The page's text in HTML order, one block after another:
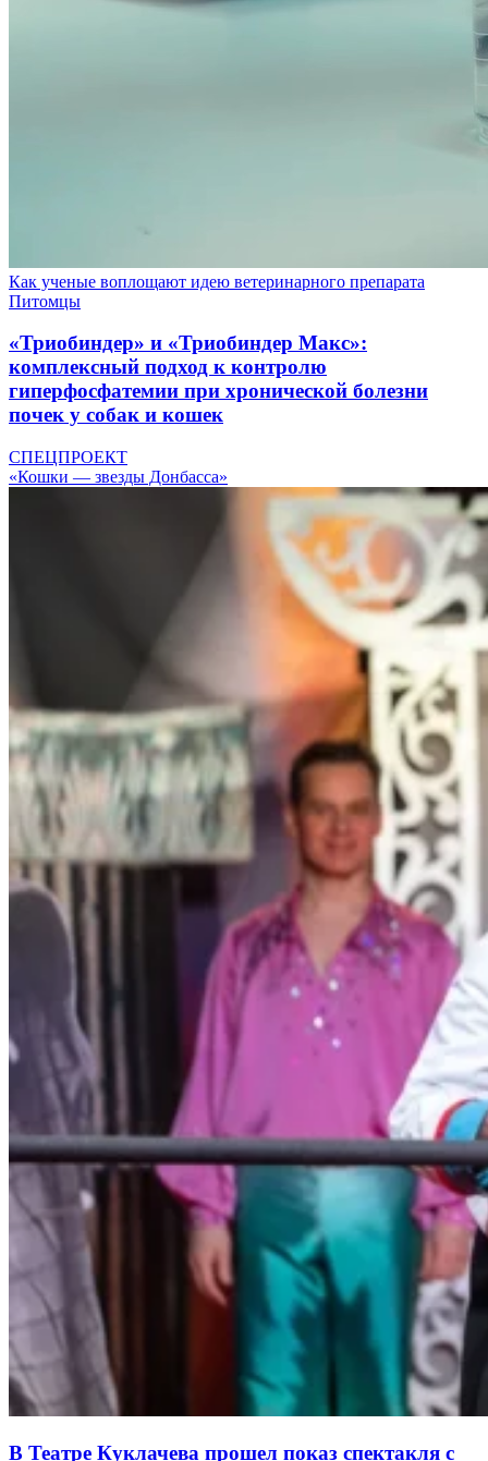
Как ученые воплощают идею ветеринарного препарата
Питомцы
«Триобиндер» и «Триобиндер Макс»:
комплексный подход к контролю
гиперфосфатемии при хронической болезни
почек у собак и кошек
СПЕЦПРОЕКТ
«Кошки — звезды Донбасса»
В Театре Куклачева прошел показ спектакля с